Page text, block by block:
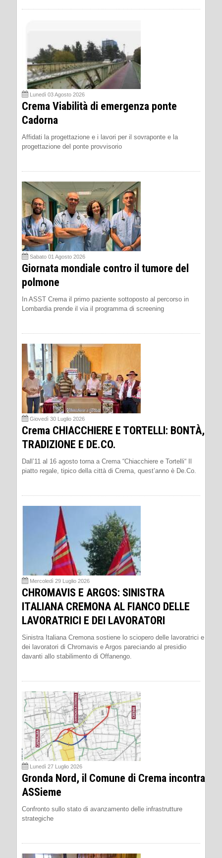
Lunedì 03 Agosto 2026
Crema Viabilità di emergenza ponte
Cadorna
Affidati la progettazione e i lavori per il sovraponte e la
progettazione del ponte provvisorio
Sabato 01 Agosto 2026
Giornata mondiale contro il tumore del
polmone
In ASST Crema il primo paziente sottoposto al percorso in
Lombardia prende il via il programma di screening
Giovedì 30 Luglio 2026
Crema CHIACCHIERE E TORTELLI: BONTÀ,
TRADIZIONE E DE.CO.
Dall’11 al 16 agosto torna a Crema “Chiacchiere e Tortelli“ Il
piatto regale, tipico della città di Crema, quest’anno è De.Co.
Mercoledì 29 Luglio 2026
CHROMAVIS E ARGOS: SINISTRA
ITALIANA CREMONA AL FIANCO DELLE
LAVORATRICI E DEI LAVORATORI
Sinistra Italiana Cremona sostiene lo sciopero delle lavoratrici e
dei lavoratori di Chromavis e Argos pareciando al presidio
davanti allo stabilimento di Offanengo.
Lunedì 27 Luglio 2026
Gronda Nord, il Comune di Crema incontra
ASSieme
Confronto sullo stato di avanzamento delle infrastrutture
strategiche